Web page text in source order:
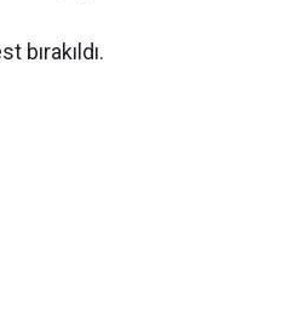
bırakıldı.